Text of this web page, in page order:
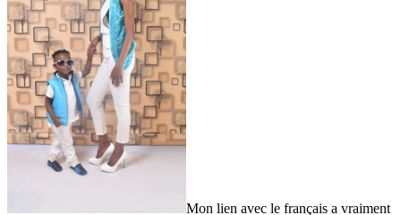
Mon lien avec le français a vraiment